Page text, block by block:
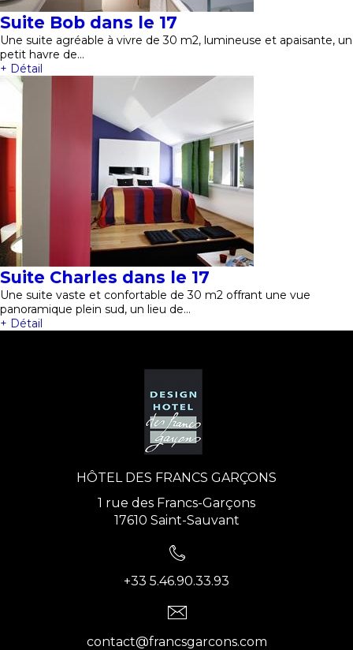
Suite Bob dans le 17
Une suite agréable à vivre de 30 m2, lumineuse et apaisante, un
petit havre de…
+ Détail
Suite Charles dans le 17
Une suite vaste et confortable de 30 m2 offrant une vue
panoramique plein sud, un lieu de…
+ Détail
HÔTEL DES FRANCS GARÇONS
1 rue des Francs-Garçons
17610 Saint-Sauvant
+33 5.46.90.33.93
contact@francsgarcons.com